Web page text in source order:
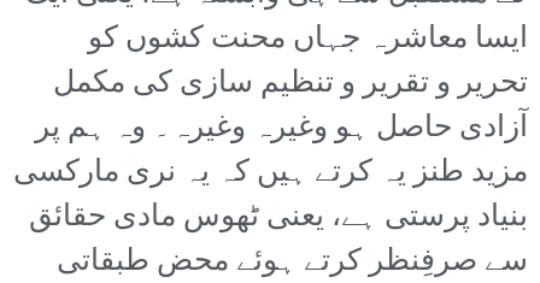
ایسا معاشرہ جہاں محنت کشوں کو
تحریر و تقریر و تنظیم سازی کی مکمل
آزادی حاصل ہو وغیرہ وغیرہ۔ وہ ہم پر
مزید طنز یہ کرتے ہیں کہ یہ نری مارکسی
بنیاد پرستی ہے، یعنی ٹھوس مادی حقائق
سے صرفِنظر کرتے ہوئے محض طبقاتی